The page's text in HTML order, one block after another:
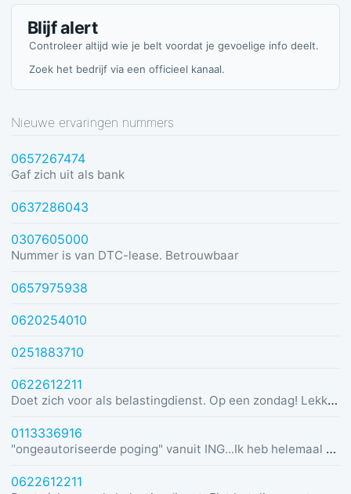
Blijf alert
Controleer altijd wie je belt voordat je gevoelige info deelt.
Zoek het bedrijf via een officieel kanaal.
Nieuwe ervaringen nummers
0657267474
Gaf zich uit als bank
0637286043
0307605000
Nummer is van DTC-lease. Betrouwbaar
0657975938
0620254010
0251883710
0622612211
Doet zich voor als belastingdienst. Op een zondag! Lekker dom
0113336916
"ongeautoriseerde poging" vanuit ING...Ik heb helemaal geen rekening bij ING :)
0622612211